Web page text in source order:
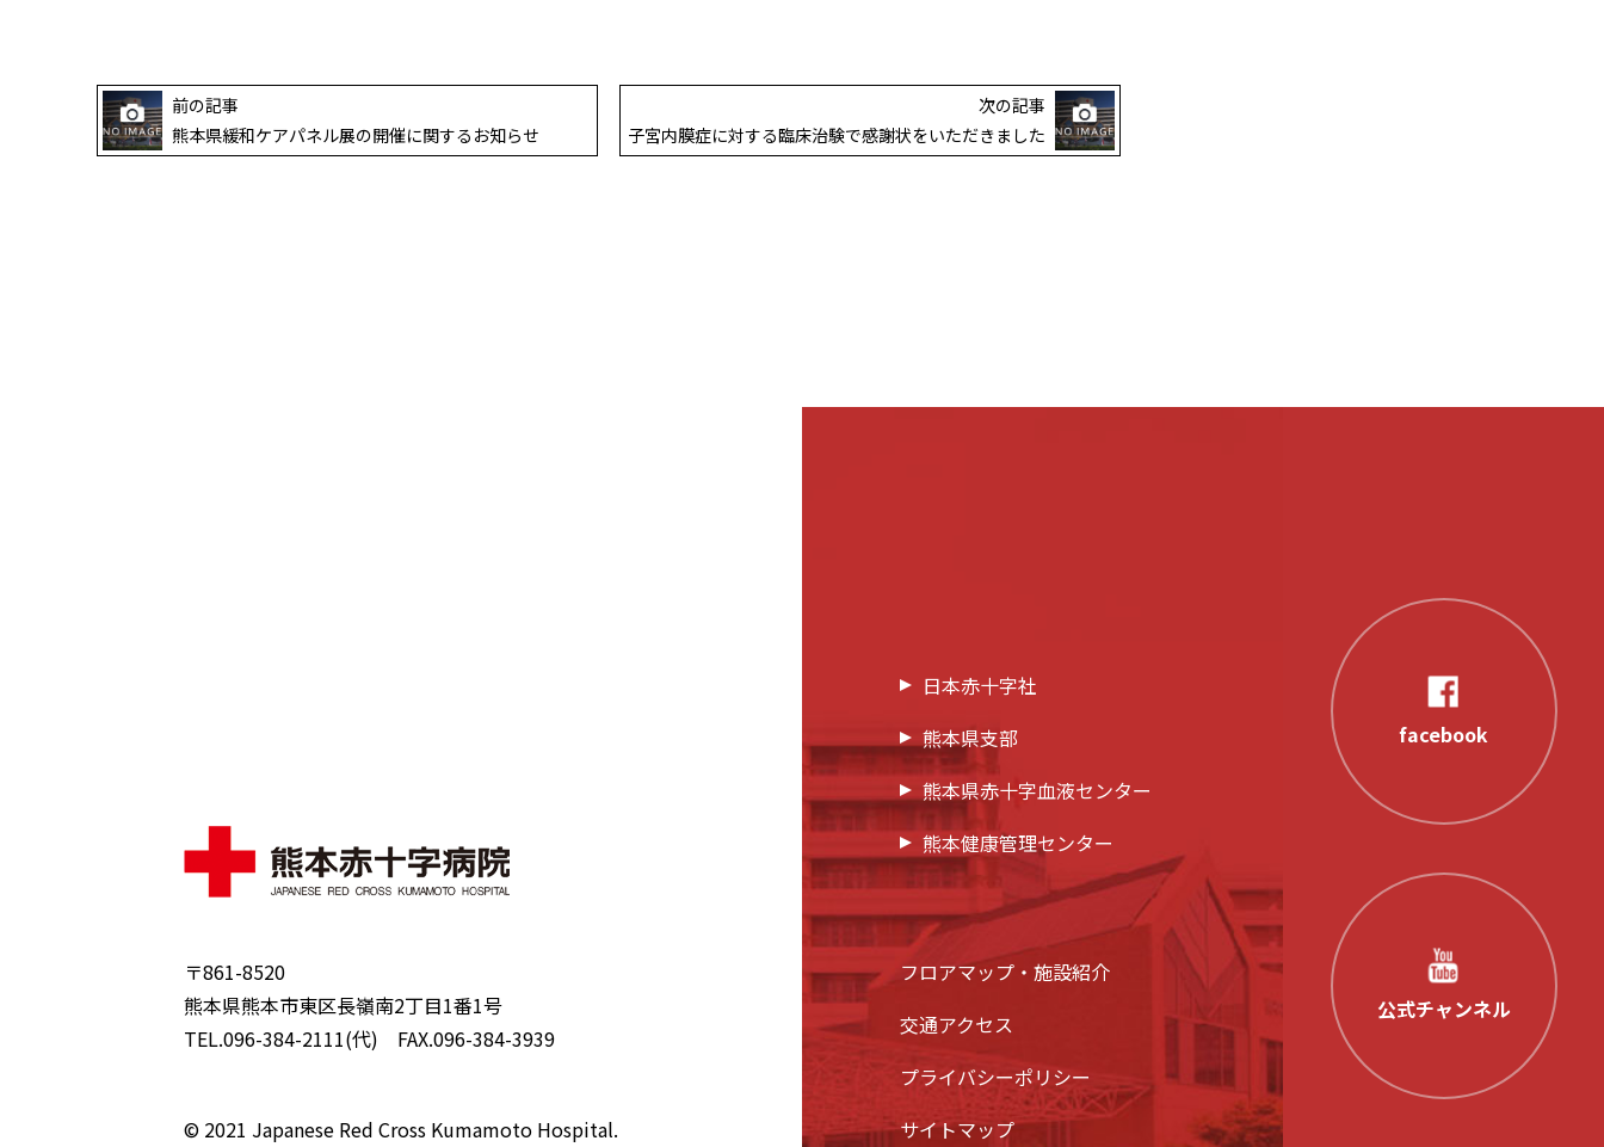
前の記事
熊本県緩和ケアパネル展の開催に関するお知らせ
次の記事
子宮内膜症に対する臨床治験で感謝状をいただきました
〒861-8520
熊本県熊本市東区長嶺南2丁目1番1号
TEL.096-384-2111(代) FAX.096-384-3939
© 2021 Japanese Red Cross Kumamoto Hospital.
日本赤十字社
熊本県支部
熊本県赤十字血液センター
熊本健康管理センター
フロアマップ・施設紹介
交通アクセス
プライバシーポリシー
サイトマップ
facebook
公式チャンネル